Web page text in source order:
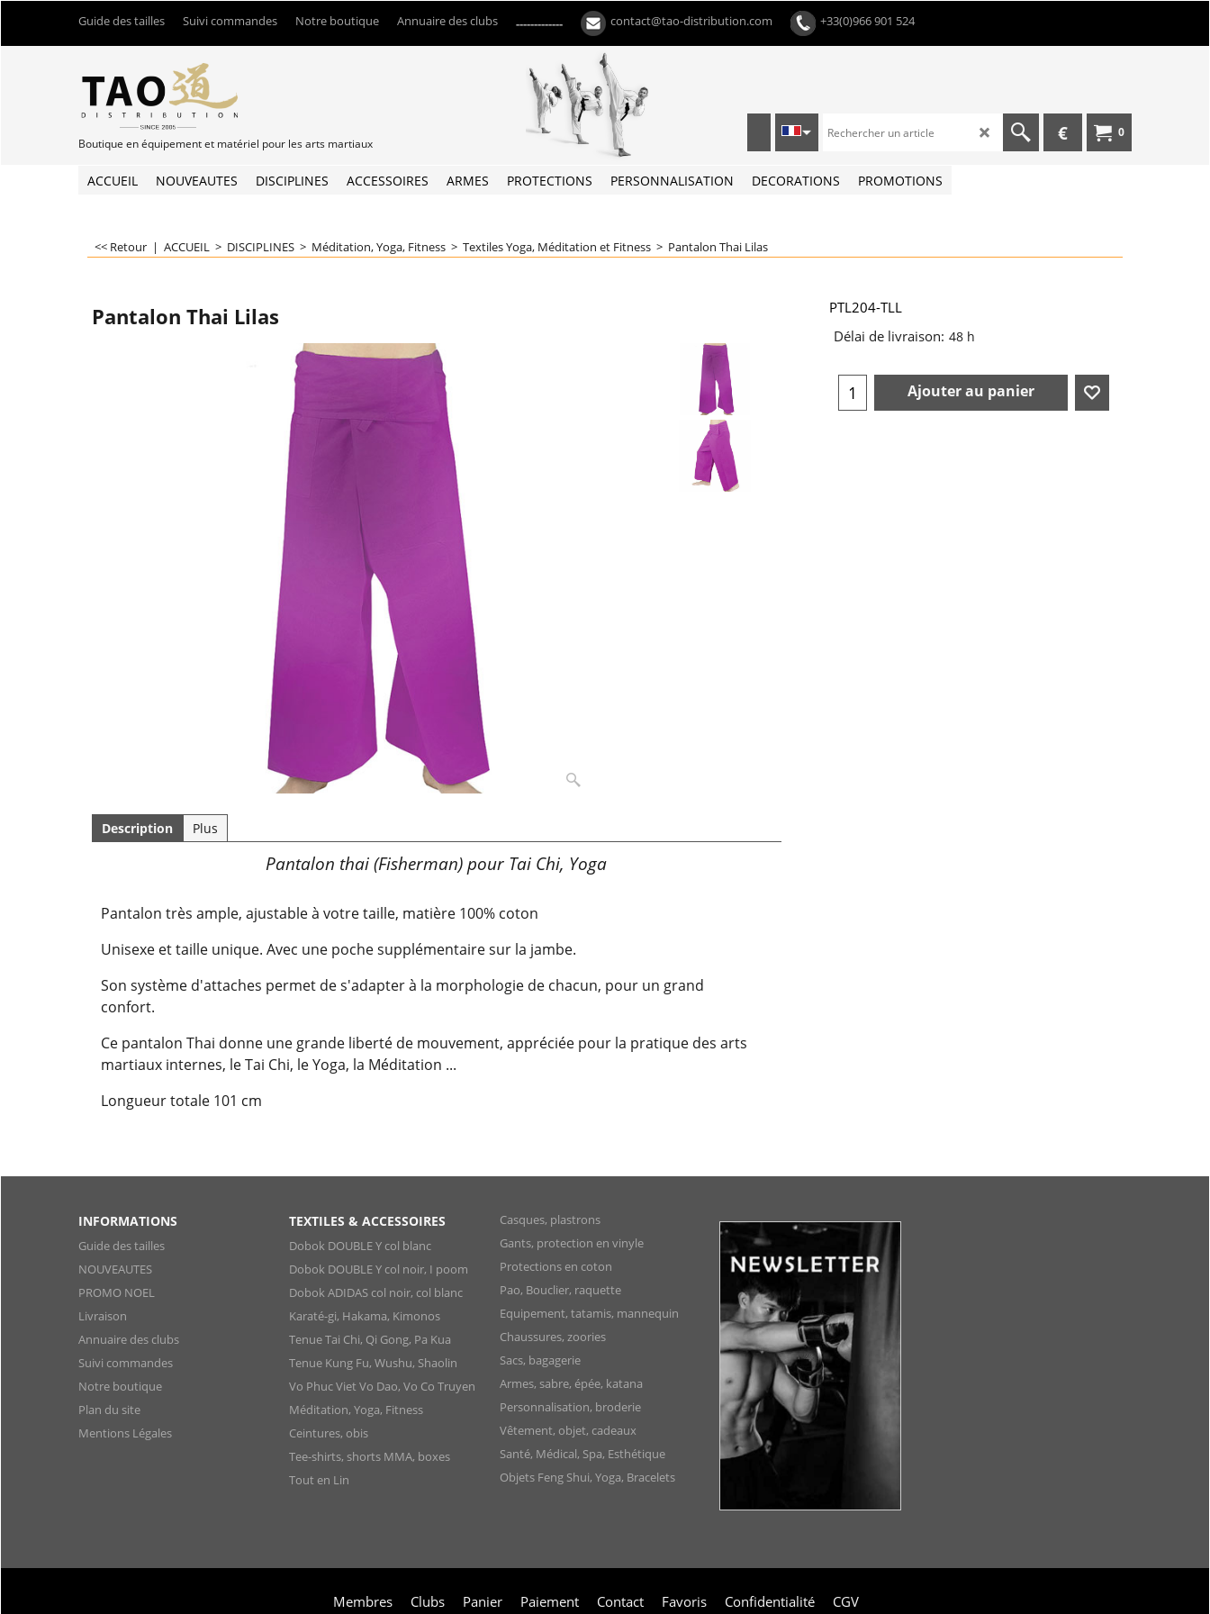
Guide des tailles Suivi commandes Notre boutique Annuaire des clubs ------------- contact@tao-distribution.com +33(0)966 901 524
Boutique en équipement et matériel pour les arts martiaux
0
€
ACCUEIL NOUVEAUTES DISCIPLINES ACCESSOIRES ARMES PROTECTIONS PERSONNALISATION DECORATIONS PROMOTIONS
<< Retour | ACCUEIL > DISCIPLINES > Méditation, Yoga, Fitness > Textiles Yoga, Méditation et Fitness > Pantalon Thai Lilas
Pantalon Thai Lilas
Description Plus
Pantalon thai (Fisherman) pour Tai Chi, Yoga
Pantalon très ample, ajustable à votre taille, matière 100% coton
Unisexe et taille unique. Avec une poche supplémentaire sur la jambe.
Son système d'attaches permet de s'adapter à la morphologie de chacun, pour un grand
confort.
Ce pantalon Thai donne une grande liberté de mouvement, appréciée pour la pratique des arts
martiaux internes, le Tai Chi, le Yoga, la Méditation ...
Longueur totale 101 cm
PTL204-TLL
Délai de livraison: 48 h
Ajouter au panier
INFORMATIONS
Guide des tailles
NOUVEAUTES
PROMO NOEL
Livraison
Annuaire des clubs
Suivi commandes
Notre boutique
Plan du site
Mentions Légales
TEXTILES & ACCESSOIRES
Dobok DOUBLE Y col blanc
Dobok DOUBLE Y col noir, I poom
Dobok ADIDAS col noir, col blanc
Karaté-gi, Hakama, Kimonos
Tenue Tai Chi, Qi Gong, Pa Kua
Tenue Kung Fu, Wushu, Shaolin
Vo Phuc Viet Vo Dao, Vo Co Truyen
Méditation, Yoga, Fitness
Ceintures, obis
Tee-shirts, shorts MMA, boxes
Tout en Lin
Casques, plastrons
Gants, protection en vinyle
Protections en coton
Pao, Bouclier, raquette
Equipement, tatamis, mannequin
Chaussures, zoories
Sacs, bagagerie
Armes, sabre, épée, katana
Personnalisation, broderie
Vêtement, objet, cadeaux
Santé, Médical, Spa, Esthétique
Objets Feng Shui, Yoga, Bracelets
Membres Clubs Panier Paiement Contact Favoris Confidentialité CGV